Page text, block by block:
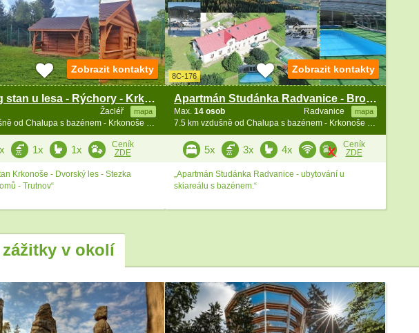
Glamping stan u lesa - Rýchory - Krkonoše
Žacléř mapa
7.4 km vzdušně od Chalupa s bazénem - Krkonoše a Broumovsko
Zobrazit kontakty
1x 1x
Ceník
ZDE
Krkonoše - Dvorský les - Stezka
- Trutnov“
8C-176
Apartmán Studánka Radvanice - Broumovsko
Radvanice mapa
Max. 14 osob
7.5 km vzdušně od Chalupa s bazénem - Krkonoše a Broumovsko
Zobrazit kontakty
5x 3x 4x
Ceník
ZDE
„Apartmán Studánka Radvanice - ubytování u
skiareálu s bazénem.“
v okolí